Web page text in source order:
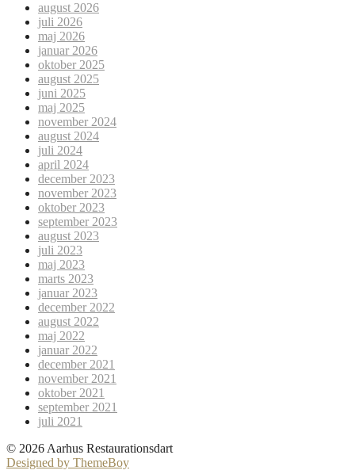
august 2026
juli 2026
maj 2026
januar 2026
oktober 2025
august 2025
juni 2025
maj 2025
november 2024
august 2024
juli 2024
april 2024
december 2023
november 2023
oktober 2023
september 2023
august 2023
juli 2023
maj 2023
marts 2023
januar 2023
december 2022
august 2022
maj 2022
januar 2022
december 2021
november 2021
oktober 2021
september 2021
juli 2021
© 2026 Aarhus Restaurationsdart
Designed by ThemeBoy